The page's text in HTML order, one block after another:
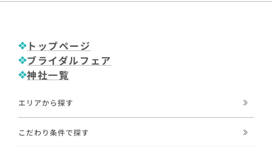
トップページ
ブライダルフェア
神社一覧
エリアから探す
こだわり条件で探す